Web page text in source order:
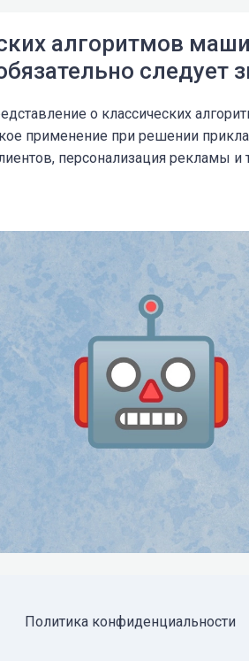
алгоритмов
следует
о классических
применение при решении
персонализация рекламы и
Политика конфиденциальности